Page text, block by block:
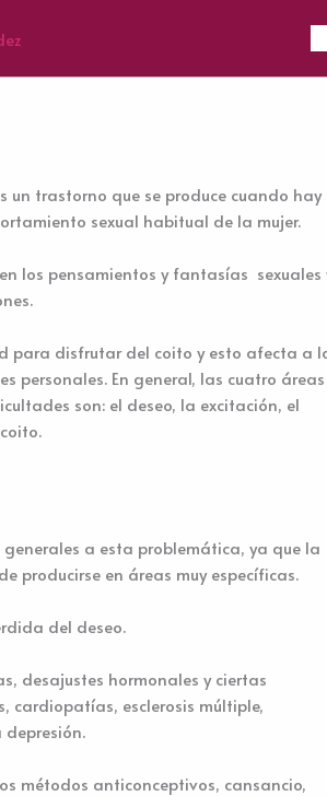
un trastorno que se produce cuando hay
sexual habitual de la mujer.
los pensamientos y fantasías sexuales
para disfrutar del coito y esto afecta a
personales. En general, las cuatro áreas
son: el deseo, la excitación, el
generales a esta problemática, ya que la
producirse en áreas muy específicas.
del deseo.
desajustes hormonales y ciertas
cardiopatías, esclerosis múltiple,
depresión.
métodos anticonceptivos, cansancio,